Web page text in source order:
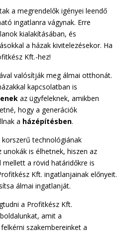
a megrendelők igényei leendő
ingatlanra vágynak. Erre
kialakításában, és
a házak kivitelezésekor. Ha
Kft.-hez!
valósítják meg álmai otthonát.
kapcsolatban is
az ügyfeleknek, amikben
hogy a generációk
a házépítésben.
korszerű technológiának
is élhetnek, hiszen az
mellett a rövid határidőkre is
Kft. ingatlanjainak előnyeit.
álmai ingatlanját.
a Profitkész Kft.
amit a
szakembereinket a